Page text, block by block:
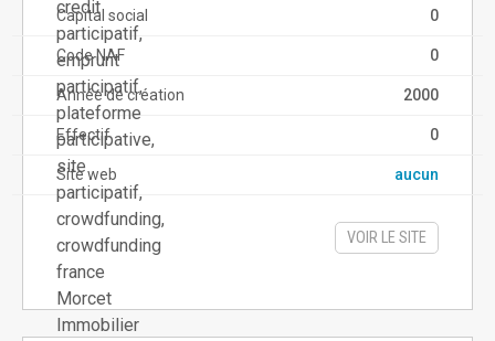
Capital social 0
Code NAF 0
Année de création 2000
Effectif 0
Site web aucun
VOIR LE SITE